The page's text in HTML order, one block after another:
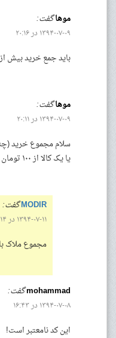
موهاگفت:
۱۳۹۴-۰۷-۰۹ در ۲۰:۱۶
باید جمع خرید بیش از ۱۰۰ هزار تومان باشه یا یک
موهاگفت:
۱۳۹۴-۰۷-۰۹ در ۲۰:۱۱
سلام مجموع خرید (چند کالا) از
یا یک کالا از ۱۰۰ تومان بالاتر باشه؟؟؟؟
MODIRگفت:
۱۳۹۴-۰۷-۱۱ در ۰۸:۱۴
مجموع ملاک
mohammadگفت:
۱۳۹۴-۰۷-۰۸ در ۱۶:۴۳
این کد نامعتبر است!